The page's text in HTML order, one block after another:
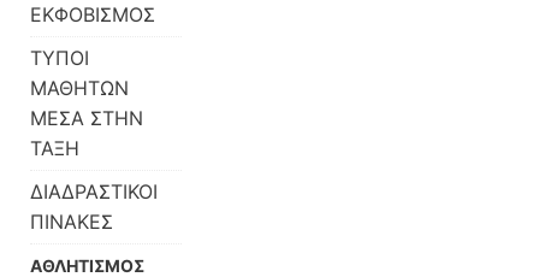
ΕΚΦΟΒΙΣΜΟΣ
ΤΥΠΟΙ
ΜΑΘΗΤΩΝ
ΜΕΣΑ ΣΤΗΝ
ΤΑΞΗ
ΔΙΑΔΡΑΣΤΙΚΟΙ
ΠΙΝΑΚΕΣ
ΑΘΛΗΤΙΣΜΟΣ